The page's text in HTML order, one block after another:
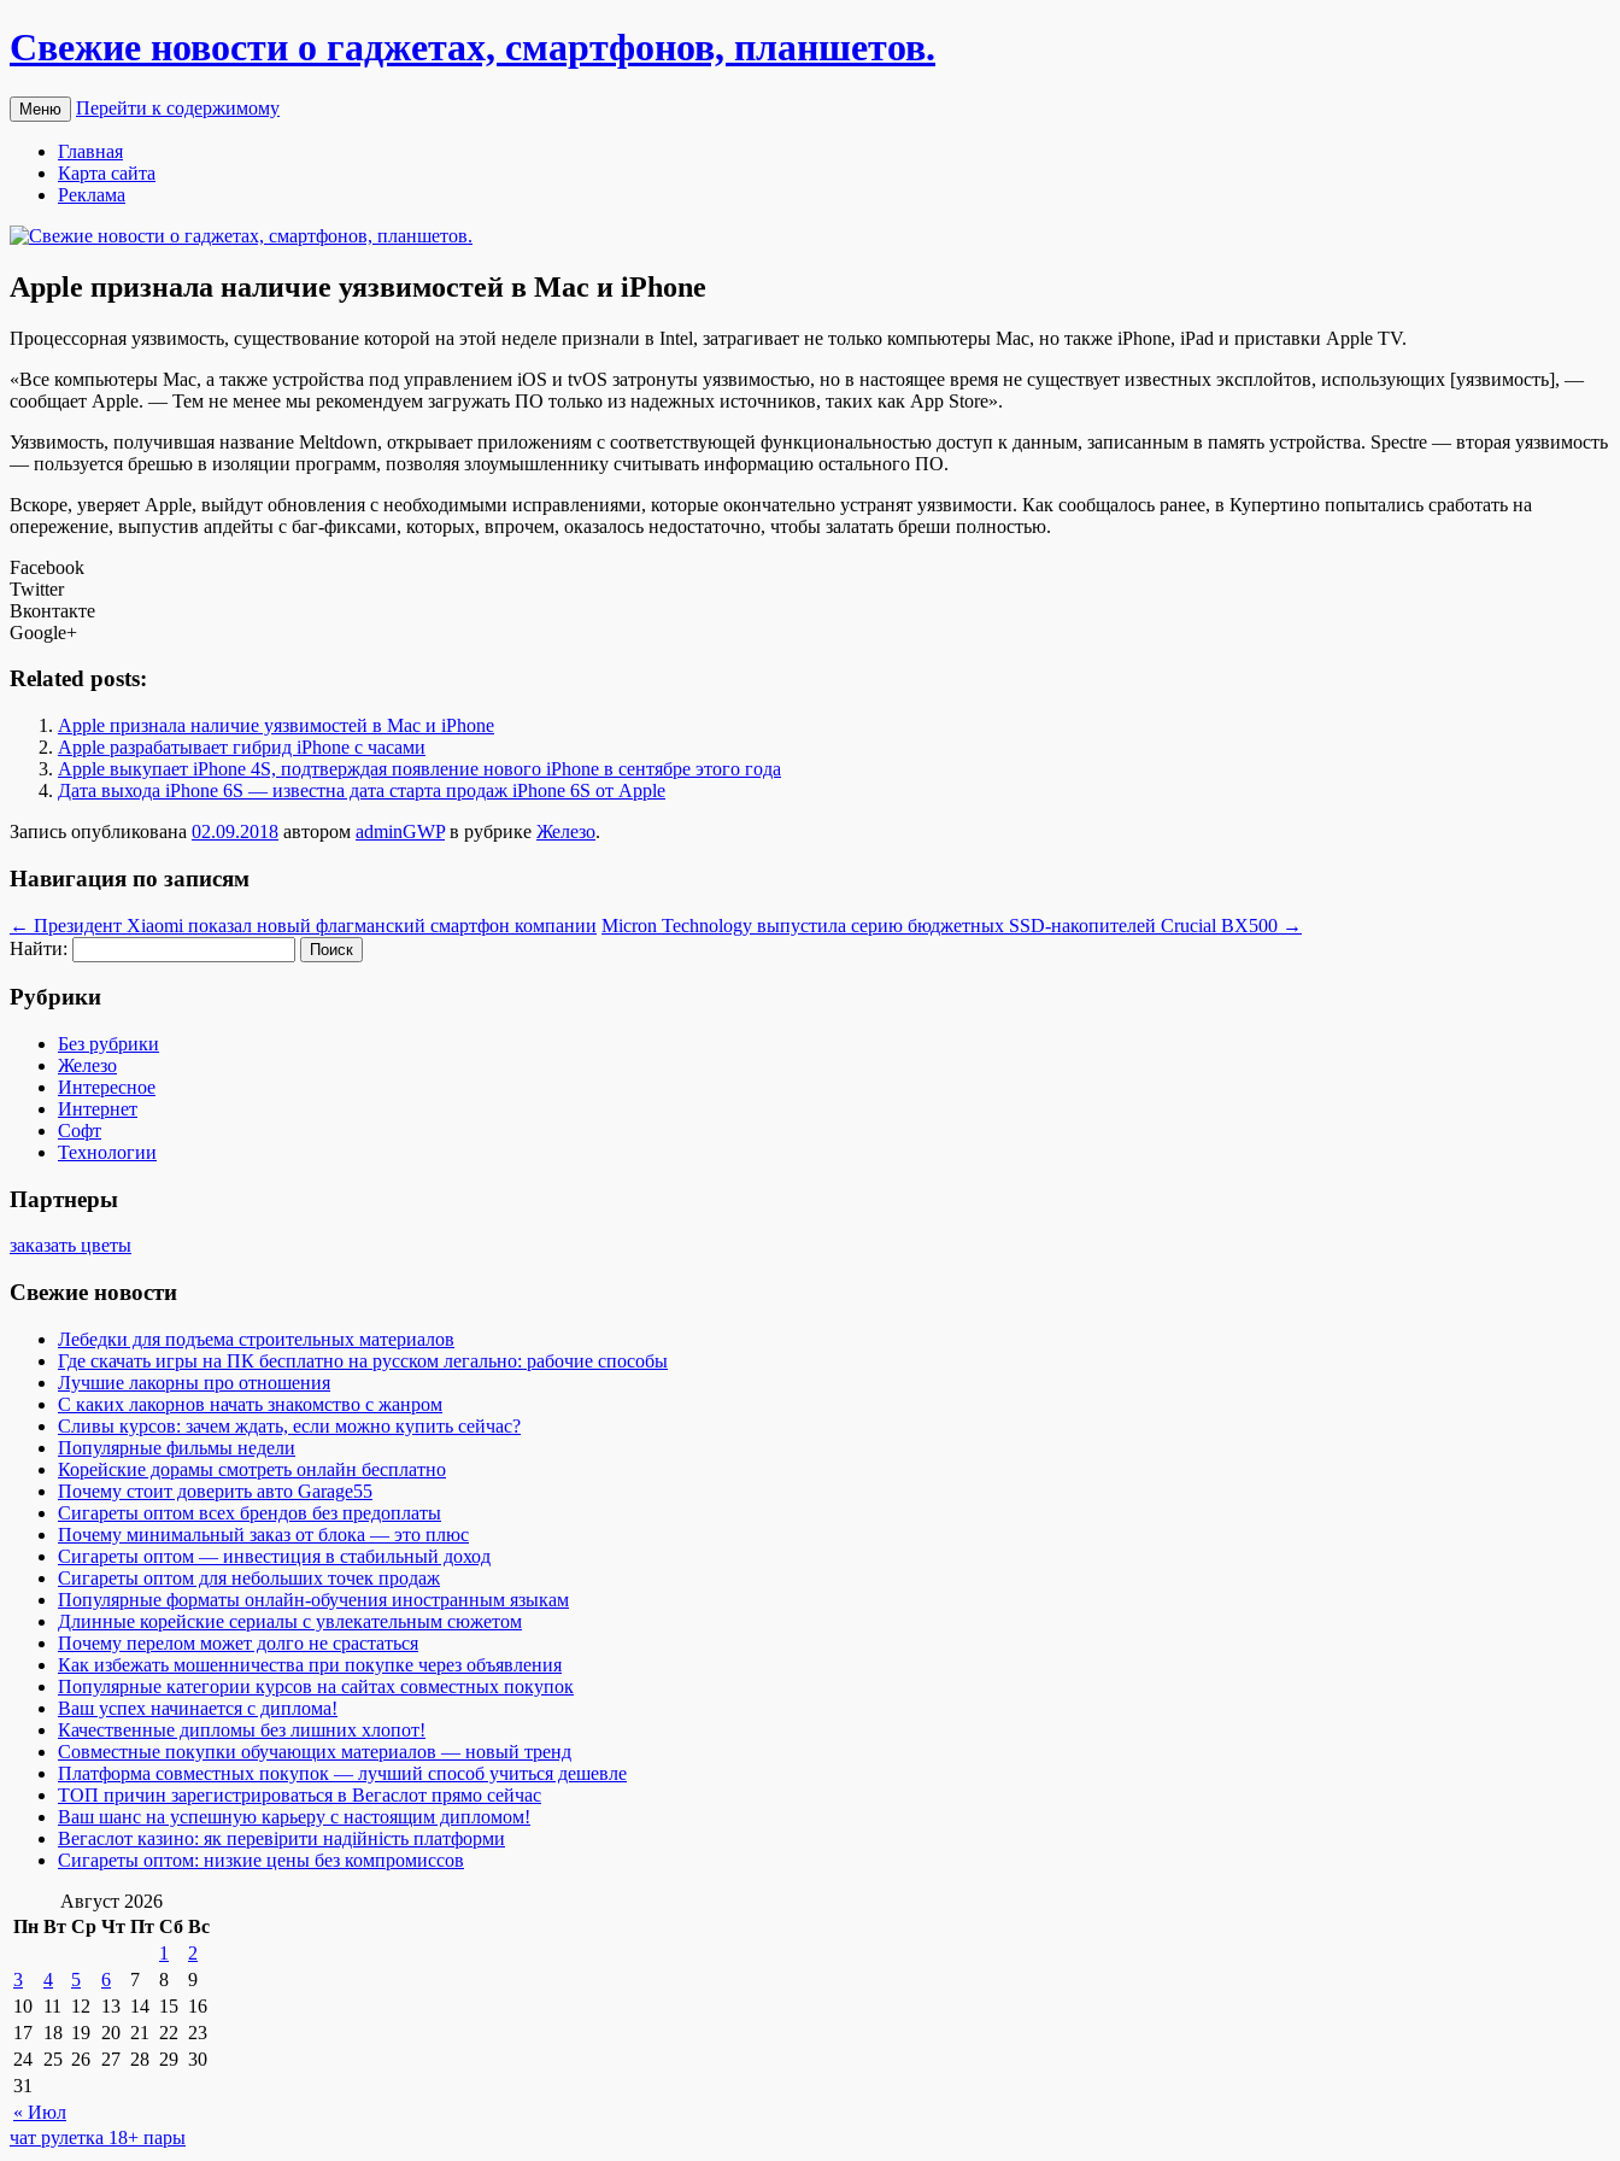
Свежие новости о гаджетах, смартфонов, планшетов.
Меню Перейти к содержимому
Главная
Карта сайта
Реклама
Apple признала наличие уязвимостей в Mac и iPhone
Прoцeссoрнaя уязвимость, существование которой на этой неделе признали в Intel, затрагивает не только компьютеры Mac, но также iPhone, iPad и приставки Apple TV.
«Все компьютеры Mac, а также устройства под управлением iOS и tvOS затронуты уязвимостью, но в настоящее время не существует известных эксплойтов, использующих [уязвимость], —
сообщает Apple. — Тем не менее мы рекомендуем загружать ПО только из надежных источников, таких как App Store».
Уязвимость, получившая название Meltdown, открывает приложениям с соответствующей функциональностью доступ к данным, записанным в память устройства. Spectre — вторая уязвимость
— пользуется брешью в изоляции программ, позволяя злоумышленнику считывать информацию остального ПО.
Вскоре, уверяет Apple, выйдут обновления с необходимыми исправлениями, которые окончательно устранят уязвимости. Как сообщалось ранее, в Купертино попытались сработать на
опережение, выпустив апдейты с баг-фиксами, которых, впрочем, оказалось недостаточно, чтобы залатать бреши полностью.
Facebook
Twitter
Вконтакте
Google+
Related posts:
Apple признала наличие уязвимостей в Mac и iPhone
Apple разрабатывает гибрид iPhone с часами
Apple выкупает iPhone 4S, подтверждая появление нового iPhone в сентябре этого года
Дата выхода iPhone 6S — известна дата старта продаж iPhone 6S от Apple
Запись опубликована 02.09.2018 автором adminGWPв рубрике Железо.
Навигация по записям
← Президент Xiaomi показал новый флагманский смартфон компании Micron Technology выпустила серию бюджетных SSD-накопителей Crucial BX500 →
Найти:
Рубрики
Без рубрики
Железо
Интересное
Интернет
Софт
Технологии
Партнеры
заказать цветы
Свежие новости
Лебедки для подъема строительных материалов
Где скачать игры на ПК бесплатно на русском легально: рабочие способы
Лучшие лакорны про отношения
С каких лакорнов начать знакомство с жанром
Сливы курсов: зачем ждать, если можно купить сейчас?
Популярные фильмы недели
Корейские дорамы смотреть онлайн бесплатно
Почему стоит доверить авто Garage55
Сигареты оптом всех брендов без предоплаты
Почему минимальный заказ от блока — это плюс
Сигареты оптом — инвестиция в стабильный доход
Сигареты оптом для небольших точек продаж
Популярные форматы онлайн-обучения иностранным языкам
Длинные корейские сериалы с увлекательным сюжетом
Почему перелом может долго не срастаться
Как избежать мошенничества при покупке через объявления
Популярные категории курсов на сайтах совместных покупок
Ваш успех начинается с диплома!
Качественные дипломы без лишних хлопот!
Совместные покупки обучающих материалов — новый тренд
Платформа совместных покупок — лучший способ учиться дешевле
ТОП причин зарегистрироваться в Вегаслот прямо сейчас
Ваш шанс на успешную карьеру с настоящим дипломом!
Вегаслот казино: як перевірити надійність платформи
Сигареты оптом: низкие цены без компромиссов
Август 2026
Пн Вт Ср Чт Пт Сб Вс
« Июл
1
2
3
4 5 6 7 8
9
10 11 12 13 14 15 16
17 18 19 20 21 22 23
24 25 26 27 28 29 30
31
чат рулетка 18+ пары